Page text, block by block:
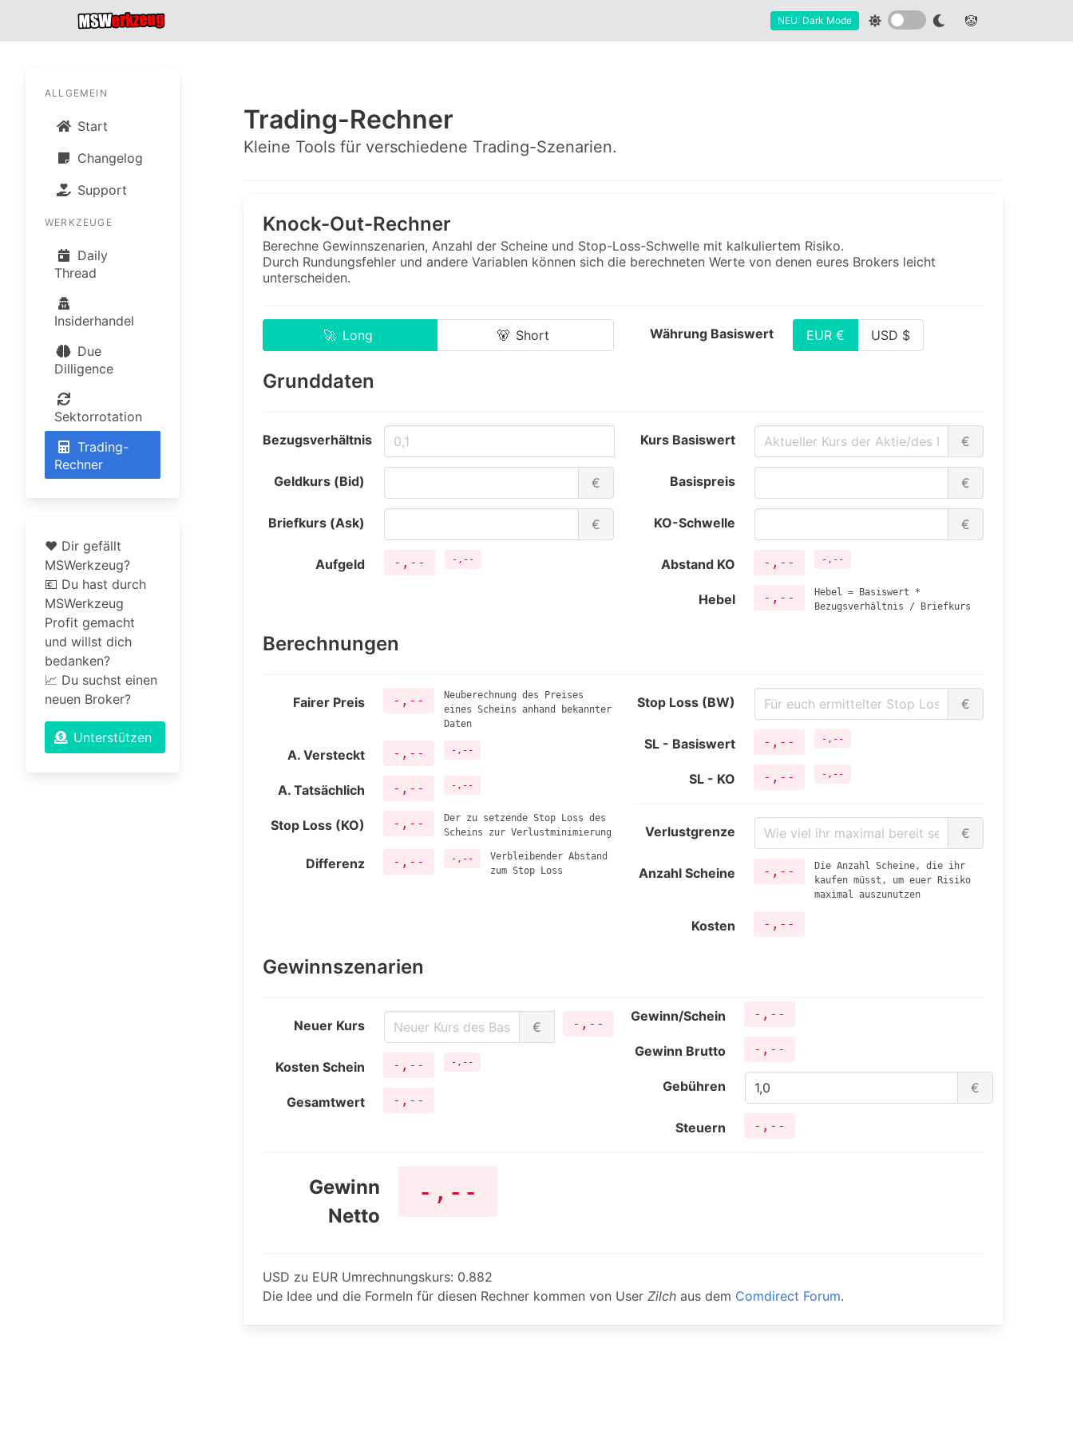
NEU: Dark Mode 🤡
ALLGEMEIN
Start
Changelog
Support
WERKZEUGE
Daily
Thread
Insiderhandel
Due
Dilligence
Sektorrotation
Trading-
Rechner
❤️ Dir gefällt
MSWerkzeug?
💶 Du hast durch
MSWerkzeug
Profit gemacht
und willst dich
bedanken?
📈 Du suchst einen
neuen Broker?
Unterstützen
Trading-Rechner
Kleine Tools für verschiedene Trading-Szenarien.
Knock-Out-Rechner
Berechne Gewinnszenarien, Anzahl der Scheine und Stop-Loss-Schwelle mit kalkuliertem Risiko.
Durch Rundungsfehler und andere Variablen können sich die berechneten Werte von denen eures Brokers leicht
unterscheiden.
🚀 Long 🐻 Short Währung Basiswert EUR € USD $
Grunddaten
Bezugsverhältnis
Geldkurs (Bid) €
Briefkurs (Ask) €
Aufgeld -,-- -,--
Kurs Basiswert €
Basispreis €
KO-Schwelle €
Abstand KO -,-- -,--
Hebel -,--
Hebel = Basiswert *
Bezugsverhältnis / Briefkurs
Berechnungen
Fairer Preis -,--
Neuberechnung des Preises
eines Scheins anhand bekannter
Daten
A. Versteckt -,-- -,--
A. Tatsächlich -,-- -,--
Stop Loss (KO) -,--
Der zu setzende Stop Loss des
Scheins zur Verlustminimierung
Differenz -,-- -,--
Verbleibender Abstand
zum Stop Loss
Stop Loss (BW) €
SL - Basiswert -,-- -,--
SL - KO -,-- -,--
Verlustgrenze €
Anzahl Scheine -,--
Die Anzahl Scheine, die ihr
kaufen müsst, um euer Risiko
maximal auszunutzen
Kosten -,--
Gewinnszenarien
Neuer Kurs € -,--
Kosten Schein -,-- -,--
Gesamtwert -,--
Gewinn/Schein -,--
Gewinn Brutto -,--
Gebühren €
Steuern -,--
Gewinn
Netto
-,--
USD zu EUR Umrechnungskurs: 0.882
Die Idee und die Formeln für diesen Rechner kommen von UserZilch aus dem Comdirect Forum.